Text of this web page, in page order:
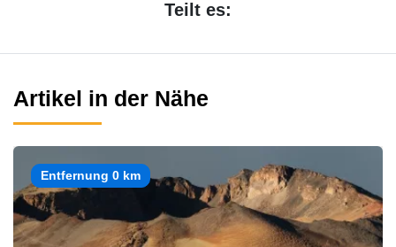
Teilt es:
Artikel in der Nähe
Entfernung 0 km